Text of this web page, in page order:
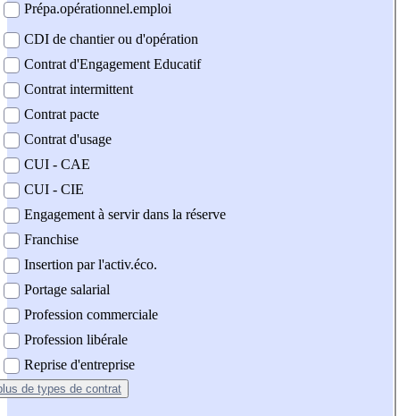
Prépa.opérationnel.emploi
CDI de chantier ou d'opération
Contrat d'Engagement Educatif
Contrat intermittent
Contrat pacte
Contrat d'usage
CUI - CAE
CUI - CIE
Engagement à servir dans la réserve
Franchise
Insertion par l'activ.éco.
Portage salarial
Profession commerciale
Profession libérale
Reprise d'entreprise
de types de contrat